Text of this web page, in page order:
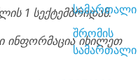
სამართალი
შრომის
სამართალი
1 სექტემბრიდან.